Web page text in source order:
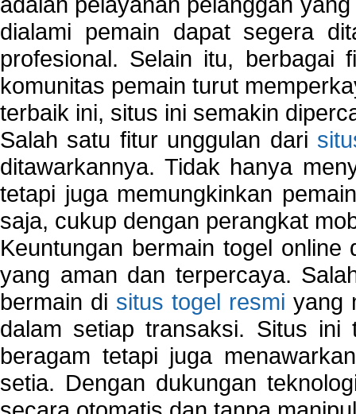
dialami pemain dapat segera
profesional. Selain itu, berbagai
komunitas pemain turut
terbaik ini, situs ini semakin
Salah satu fitur unggulan dari
ditawarkannya. Tidak hanya
tetapi juga memungkinkan
saja, cukup dengan perangkat
Keuntungan bermain togel
yang aman dan terpercaya.
bermain di situs togel resmi yang
dalam setiap transaksi. Situs ini
beragam tetapi juga
setia. Dengan dukungan